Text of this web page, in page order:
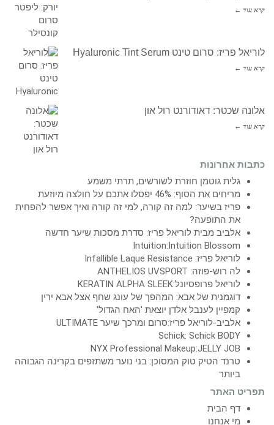
קרא עוד ←
לוריאל פריז: סרום טינט Hyaluronic Tint Serum
קרא עוד ←
אלונה שכטר: דאודורנט רול און
קרא עוד ←
כתבות אחרונות
גלית גוטמן חוזרת לשורשים, תרתי משמע
מריחים את הסוף: 46% יפסלו אתכם על חולצה מיוזעת
פריז בשיער: למה זה קורה, למי זה קורה ואיך אפשר להפחית
את התופעה?
אלביב מבית לוריאל פריז: סדרת מסכות שיער חדשה
Intuition:Intuition Blossom
לוריאל פריז: Infallible Laque Resistance
לה רוש-פוזה: ANTHELIOS UVSPORT
לוריאל פרופסיונל:KERATIN ALPHA SLEEK
דוגמנית של אבא: המהפך של עונג שחף אצל אבא ירין
קמפיין לענבל אלדן יוצאת 'האח הגדול'
אלביב-לוריאל פריז:סרום ומרכך שיער ULTIMATE
Schick: Schick BODY
NYX Professional Makeup:JELLY JOB
טרנד הטיק טוק המסוכן: בני נוער משתזפים בקרינה הגבוהה
ביותר
תפריט האתר
דף הבית
מי אנחנו